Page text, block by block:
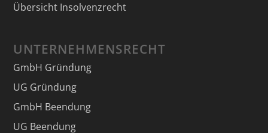
Übersicht Insolvenzrecht
UNTERNEHMENSRECHT
GmbH Gründung
UG Gründung
GmbH Beendung
UG Beendung